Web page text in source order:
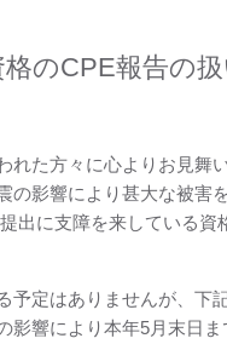
のCPE報告の
た方々に心よりお見舞
の影響により甚大な被害
出に支障を来している資
定はありませんが、下
響により本年5月末日